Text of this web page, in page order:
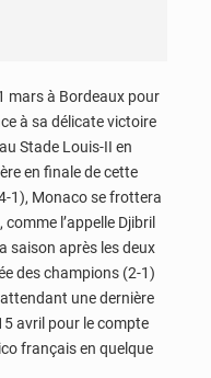
mars à Bordeaux pour
à sa délicate victoire
Stade Louis-II en
en finale de cette
1), Monaco se frottera
l’appelle Djibril
saison après les deux
des champions (2-1)
une dernière
avril pour le compte
français en quelque